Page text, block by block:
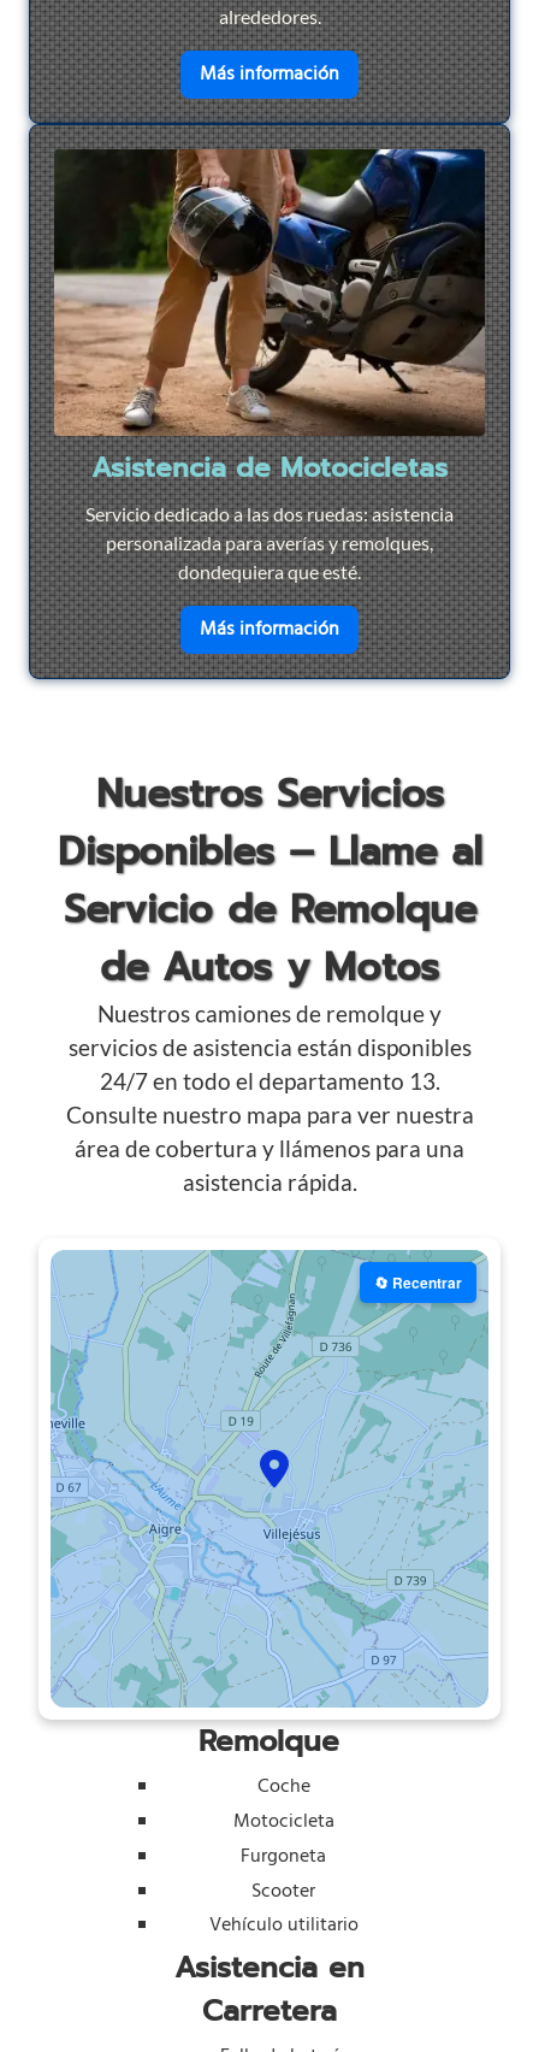
alrededores.
Más informaciónen savoir plus sur
Asistencia de Motocicletas
Servicio dedicado a las dos ruedas: asistencia
personalizada para averías y remolques,
dondequiera que esté.
Más informaciónen savoir plus sur
Nuestros Servicios
Disponibles – Llame al
Servicio de Remolque
de Autos y Motos
Nuestros camiones de remolque y
servicios de asistencia están disponibles
24/7 en todo el departamento 13.
Consulte nuestro mapa para ver nuestra
área de cobertura y llámenos para una
asistencia rápida.
🔄 Recentrar
Remolque
Coche
Motocicleta
Furgoneta
Scooter
Vehículo utilitario
Asistencia en
Carretera